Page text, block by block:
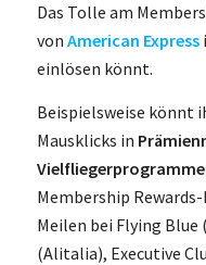
Das Tolle am
von American Express
einlösen könnt.
Beispielsweise könnt
Mausklicks in
Membership
Meilen bei Flying Blue
(Alitalia), Executive